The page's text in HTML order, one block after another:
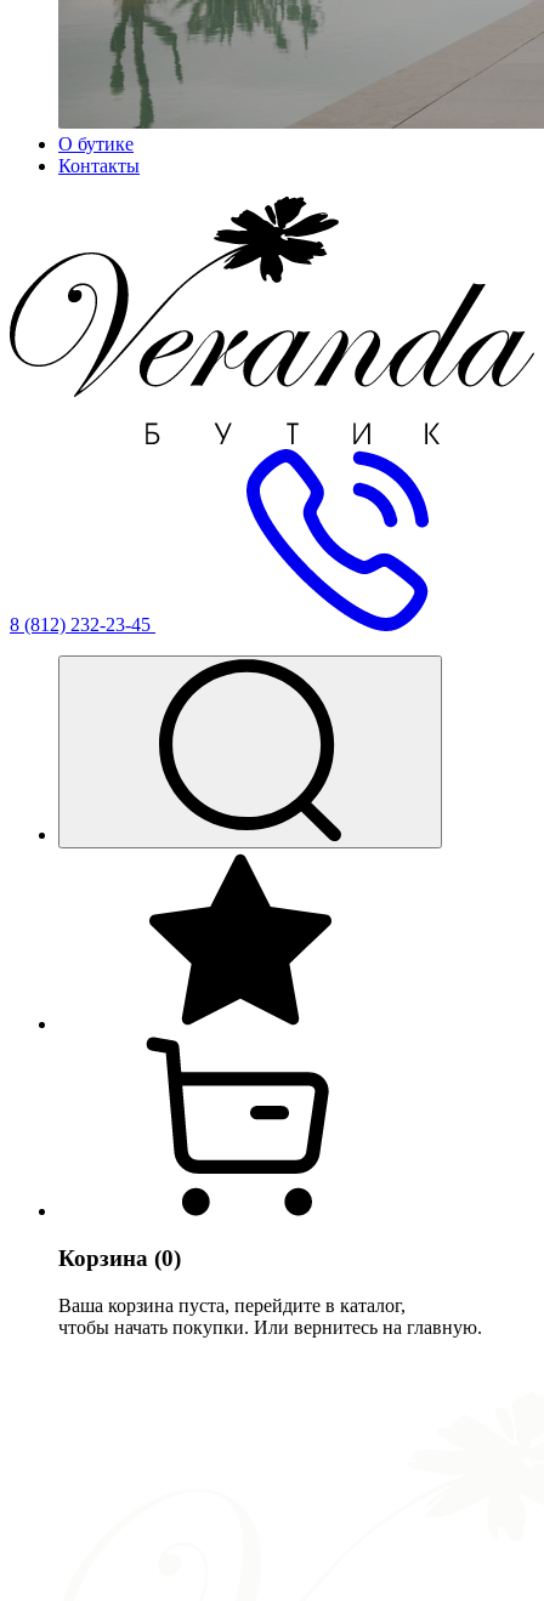
О бутике
Контакты
8 (812) 232-23-45
Корзина (0)
Ваша корзина пуста, перейдите в каталог,
чтобы начать покупки. Или вернитесь на главную.